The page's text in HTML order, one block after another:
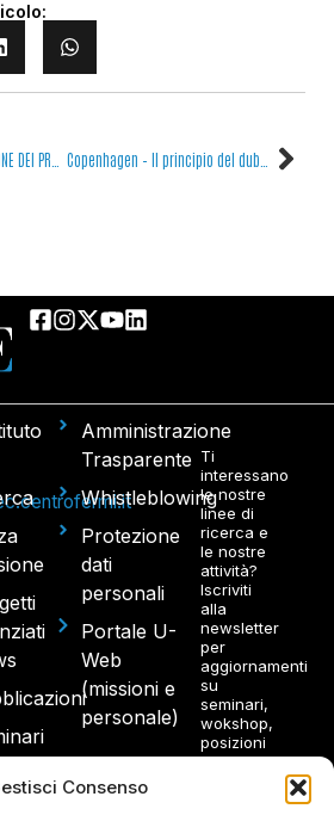
Consenso
Amministrazione
Trasparente
Whistleblowing
Protezione
dati
personali
Portale U-
Web
(missioni e
personale)
Ti
interessano
le nostre
linee di
ricerca e
le nostre
attività?
Iscriviti
alla
newsletter
per
aggiornamenti
su
seminari,
wokshop,
posizioni
aperte.